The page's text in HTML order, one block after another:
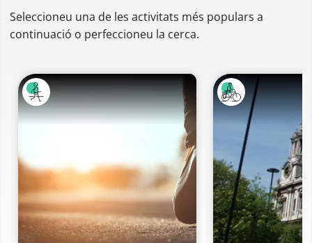
Seleccioneu una de les activitats més populars a
continuació o perfeccioneu la cerca.